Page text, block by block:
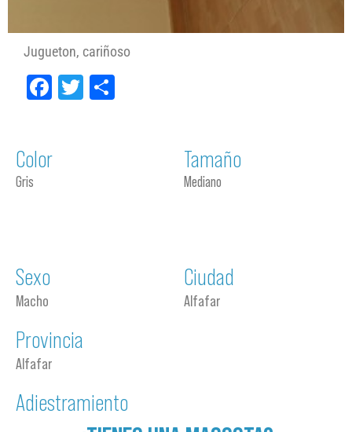
Jugueton, cariñoso
Facebook
Twitter
Color
Gris
Tamaño
Mediano
Sexo
Macho
Ciudad
Alfafar
Provincia
Alfafar
Adiestramiento